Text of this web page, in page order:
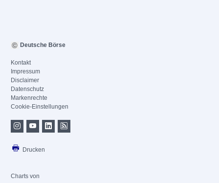
Deutsche Börse
Kontakt
Impressum
Disclaimer
Datenschutz
Markenrechte
Cookie-Einstellungen
Drucken
Charts von